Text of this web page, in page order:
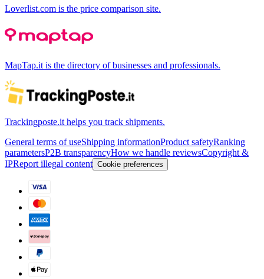
Loverlist.com is the price comparison site.
MapTap.it is the directory of businesses and professionals.
Trackingposte.it helps you track shipments.
General terms of useShipping informationProduct safetyRanking
parametersP2B transparencyHow we handle reviewsCopyright &
IPReport illegal content Cookie preferences